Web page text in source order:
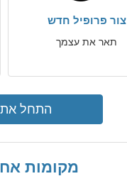
צור פרופיל חדש
תאר את עצמך
התחל את
מקומות